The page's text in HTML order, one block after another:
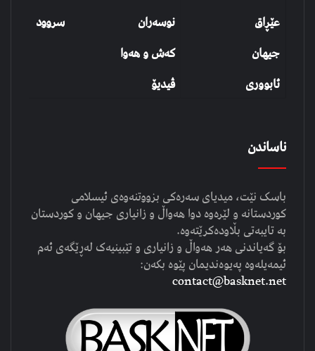
عێڕاق
جیهان
ئابووری
نوسەران
کەش و هەوا
ڤیدیۆ
سروود
ناساندن
باسک نێت، میدیای سەرەکی بزووتنەوەی ئیسلامی
کوردستانە و لێرەوە دوا هەواڵ و زانیاری جیهان و کوردستان
بە تایبەتی بڵاودەکرێتەوە.
بۆ گەیاندنی هەر هەواڵ و زانیاری و تێبینیەک لەڕێگەی ئەم
ئیمەیلەوە پەیوەندیمان پێوە بکەن:
contact@basknet.net